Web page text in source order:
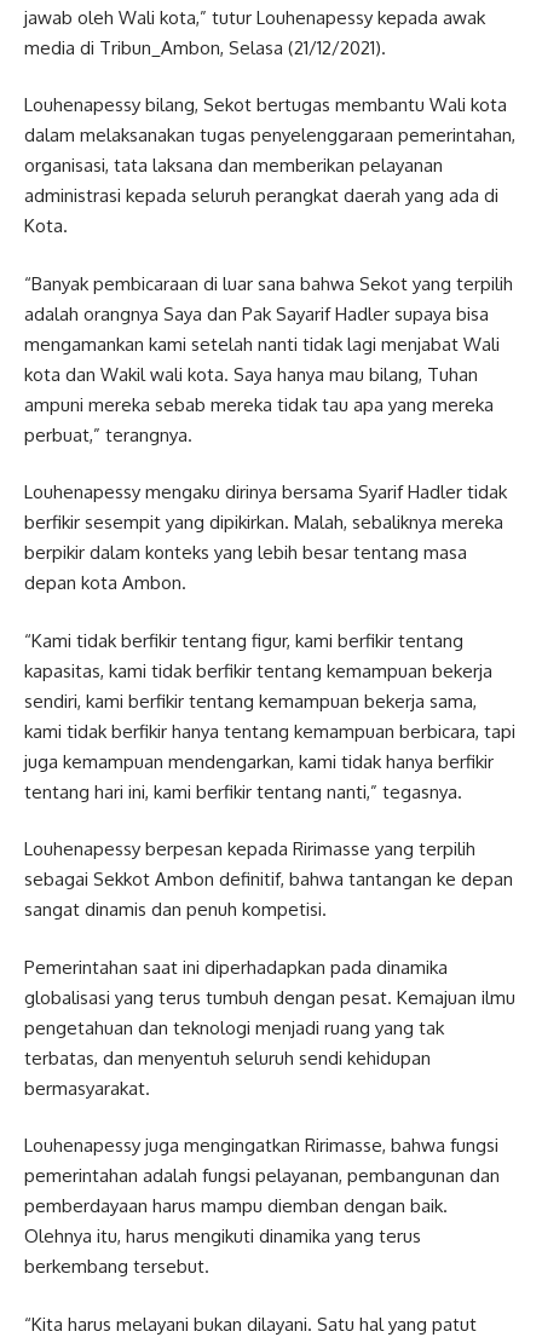
jawab oleh Wali kota,” tutur Louhenapessy kepada awak
media di Tribun_Ambon, Selasa (21/12/2021).
Louhenapessy bilang, Sekot bertugas membantu Wali kota
dalam melaksanakan tugas penyelenggaraan pemerintahan,
organisasi, tata laksana dan memberikan pelayanan
administrasi kepada seluruh perangkat daerah yang ada di
Kota.
“Banyak pembicaraan di luar sana bahwa Sekot yang terpilih
adalah orangnya Saya dan Pak Sayarif Hadler supaya bisa
mengamankan kami setelah nanti tidak lagi menjabat Wali
kota dan Wakil wali kota. Saya hanya mau bilang, Tuhan
ampuni mereka sebab mereka tidak tau apa yang mereka
perbuat,” terangnya.
Louhenapessy mengaku dirinya bersama Syarif Hadler tidak
berfikir sesempit yang dipikirkan. Malah, sebaliknya mereka
berpikir dalam konteks yang lebih besar tentang masa
depan kota Ambon.
“Kami tidak berfikir tentang figur, kami berfikir tentang
kapasitas, kami tidak berfikir tentang kemampuan bekerja
sendiri, kami berfikir tentang kemampuan bekerja sama,
kami tidak berfikir hanya tentang kemampuan berbicara, tapi
juga kemampuan mendengarkan, kami tidak hanya berfikir
tentang hari ini, kami berfikir tentang nanti,” tegasnya.
Louhenapessy berpesan kepada Ririmasse yang terpilih
sebagai Sekkot Ambon definitif, bahwa tantangan ke depan
sangat dinamis dan penuh kompetisi.
Pemerintahan saat ini diperhadapkan pada dinamika
globalisasi yang terus tumbuh dengan pesat. Kemajuan ilmu
pengetahuan dan teknologi menjadi ruang yang tak
terbatas, dan menyentuh seluruh sendi kehidupan
bermasyarakat.
Louhenapessy juga mengingatkan Ririmasse, bahwa fungsi
pemerintahan adalah fungsi pelayanan, pembangunan dan
pemberdayaan harus mampu diemban dengan baik.
Olehnya itu, harus mengikuti dinamika yang terus
berkembang tersebut.
“Kita harus melayani bukan dilayani. Satu hal yang patut